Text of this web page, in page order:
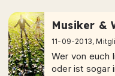
Gruppe...
Musiker &
11-09-2013,
Wer von euch
oder ist sogar